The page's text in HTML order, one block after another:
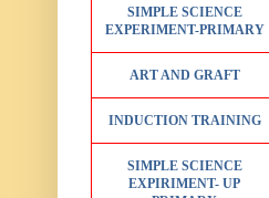
SIMPLE SCIENCE
EXPERIMENT-PRIMARY
ART AND GRAFT
INDUCTION TRAINING
SIMPLE SCIENCE
EXPIRIMENT- UP